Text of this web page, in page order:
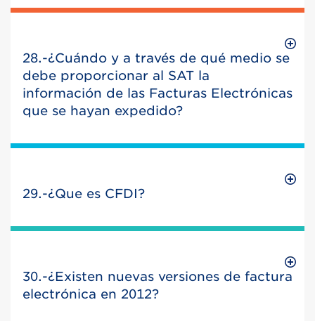
28.-¿Cuándo y a través de qué medio se
debe proporcionar al SAT la
información de las Facturas Electrónicas
que se hayan expedido?
29.-¿Que es CFDI?
30.-¿Existen nuevas versiones de factura
electrónica en 2012?